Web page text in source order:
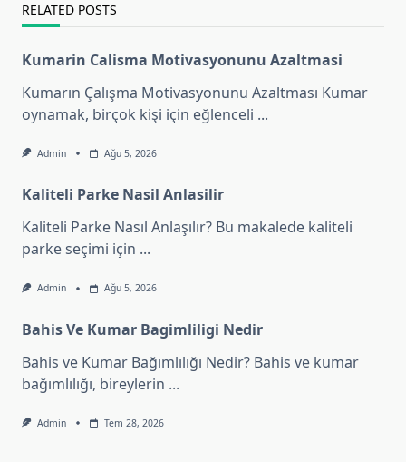
RELATED POSTS
Kumarin Calisma Motivasyonunu Azaltmasi
Kumarın Çalışma Motivasyonunu Azaltması Kumar
oynamak, birçok kişi için eğlenceli ...
Admin Ağu 5, 2026
Kaliteli Parke Nasil Anlasilir
Kaliteli Parke Nasıl Anlaşılır? Bu makalede kaliteli
parke seçimi için ...
Admin Ağu 5, 2026
Bahis Ve Kumar Bagimliligi Nedir
Bahis ve Kumar Bağımlılığı Nedir? Bahis ve kumar
bağımlılığı, bireylerin ...
Admin Tem 28, 2026